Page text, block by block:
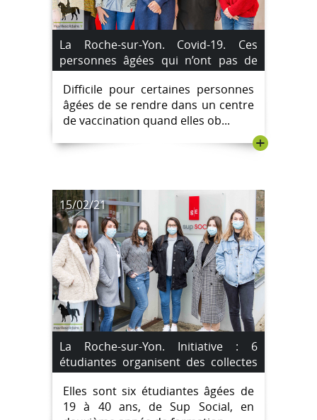
La Roche-sur-Yon. Covid-19. Ces
personnes âgées qui n’ont pas de
moyen de locomotion pour se faire
vacciner.
Difficile pour certaines personnes
âgées de se rendre dans un centre
de vaccination quand elles ob...
+
15/02/21
La Roche-sur-Yon. Initiative : 6
étudiantes organisent des collectes
solidaires de protection périodique.
Elles sont six étudiantes âgées de
19 à 40 ans, de Sup Social, en